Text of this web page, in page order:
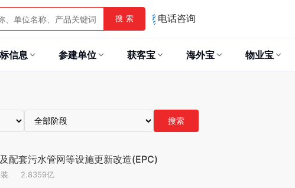
搜 索 电话咨询
信息 参建单位 获客宝 海外宝 物业宝
搜索
配套污水管网等设施更新改造(EPC)
2.8359亿